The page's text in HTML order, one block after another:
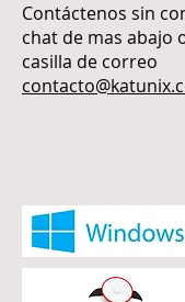
Contáctenos sin
chat de mas abajo
casilla de correo